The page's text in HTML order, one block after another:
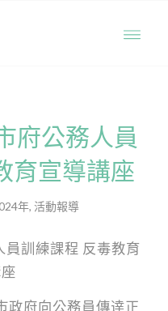
府公務人員
育宣導講座
年, 活動報導
訓練課程 反毒教育
政府向公務員傳逹正